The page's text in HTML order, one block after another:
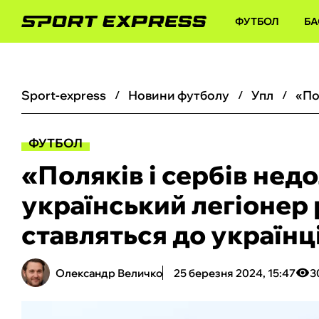
ФУТБОЛ
sport-express новини футболу упл
ФУТБОЛ
«Поляків і сербів
український легіонер
ставляться до
Олександр Величко 25 березня 2024, 15:47